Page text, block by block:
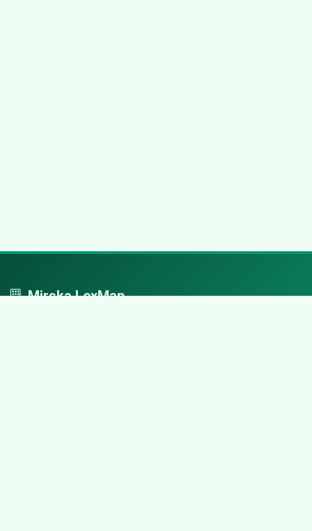
Mirska LexMap